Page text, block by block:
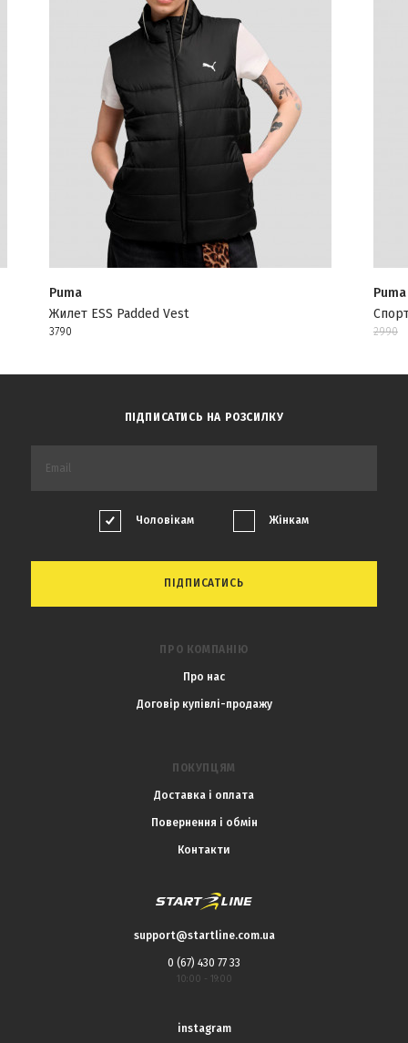
Puma
Жилет ESS Padded Vest
3790
Puma
2990
ПІДПИСАТИСЬ НА РОЗСИЛКУ
Чоловікам Жінкам
ПІДПИСАТИСЬ
ПРО КОМПАНІЮ
Про нас
Договір купівлі-продажу
ПОКУПЦЯМ
Доставка і оплата
Повернення і обмін
Контакти
support@startline.com.ua
0 (67) 430 77 33
10:00 - 19:00
instagram